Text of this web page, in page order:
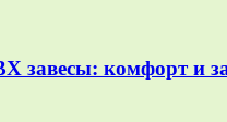
завесы: комфорт и